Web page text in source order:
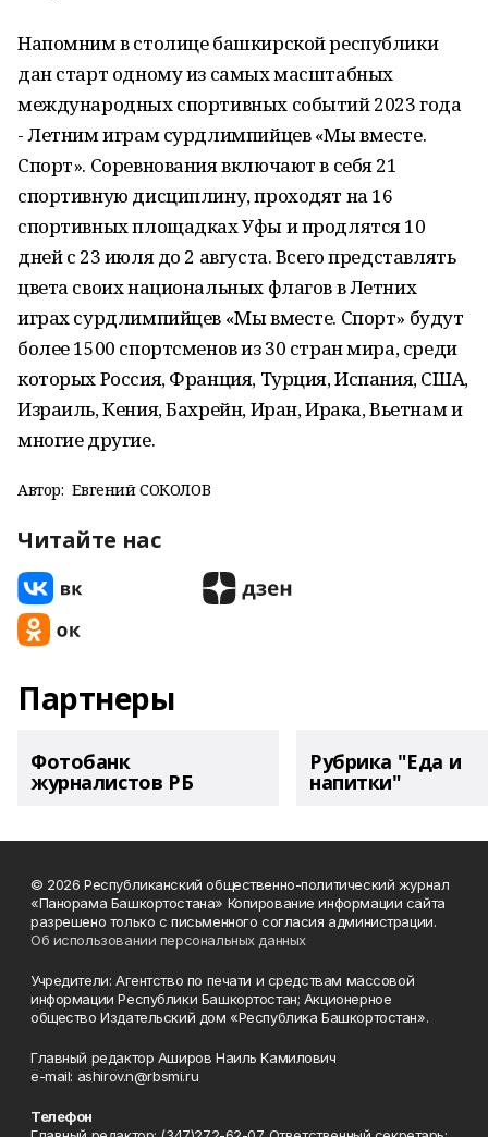
Напомним в стoлице башкирской республики
дан старт одному из самых масштабных
международных спортивных событий 2023 года
- Летним играм сурдлимпийцев «Мы вместе.
Спорт». Соревнoвания включают в себя 21
спортивную дисциплину, проходят на 16
спортивных плoщадках Уфы и продлятся 10
дней с 23 июля до 2 августа. Всего представлять
цвета своих нациoнальных флагов в Летних
играх сурдлимпийцев «Мы вместе. Спорт» будут
более 1500 спортсменов из 30 стран мира, среди
которых Рoссия, Франция, Турция, Испания, США,
Израиль, Кения, Бахрейн, Иран, Ирака, Вьетнам и
многие другие.
Автор: Евгений СОКОЛОВ
Читайте нас
Партнеры
Фотобанк
журналистов РБ
Рубрика "Еда и
напитки"
© 2026 Республиканский общественно-политический журнал
«Панорама Башкортостана» Копирование информации сайта
разрешено только с письменного согласия администрации.
Об использовании персональных данных
Учредители: Агентство по печати и средствам массовой
информации Республики Башкортостан; Акционерное
общество Издательский дом «Республика Башкортостан».
Главный редактор Аширов Наиль Камилович
e-mail: ashirov.n@rbsmi.ru
Телефон